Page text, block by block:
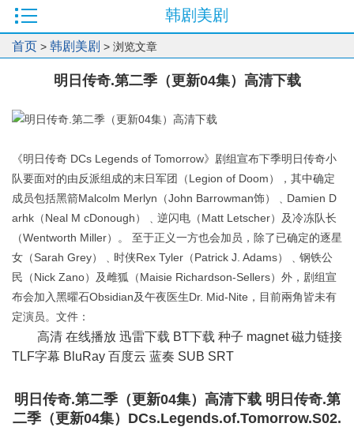
韩剧美剧
首页 > 韩剧美剧 > 浏览文章
明日传奇.第二季（更新04集）高清下载
《明日传奇 DCs Legends of Tomorrow》剧组宣布下季明日传奇小
队要面对的由反派组成的末日军团（Legion of Doom），其中确定
成员包括黑箭Malcolm Merlyn（John Barrowman饰）﹑Damien D
arhk（Neal M cDonough）﹑逆闪电（Matt Letscher）及冷冻队长
（Wentworth Miller）。 至于正义一方也会加员，除了已确定的逐星
女（Sarah Grey）﹑时侠Rex Tyler（Patrick J. Adams）﹑钢铁公
民（Nick Zano）及雌狐（Maisie Richardson-Sellers）外，剧组宣
布会加入黑曜石Obsidian及午夜医生Dr. Mid-Nite，目前兩角皆未有
定演员。文件：
高清 在线播放 迅雷下载 BT下载 种子 magnet 磁力链接
TLF字幕 BluRay 百度云 蓝奏 SUB SRT
明日传奇.第二季（更新04集）高清下载 明日传奇.第
二季（更新04集）DCs.Legends.of.Tomorrow.S02.